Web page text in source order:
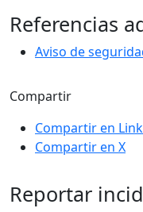
Referencias
Aviso de
Compartir
Compartir en
Compartir en X
Reportar